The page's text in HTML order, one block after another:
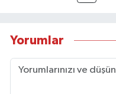
Yorumlar